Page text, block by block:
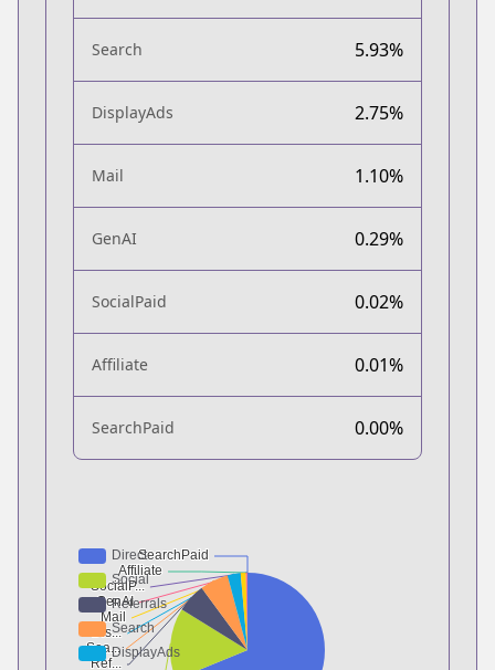
Search 5.93%
DisplayAds 2.75%
Mail 1.10%
GenAI 0.29%
SocialPaid 0.02%
Affiliate 0.01%
SearchPaid 0.00%